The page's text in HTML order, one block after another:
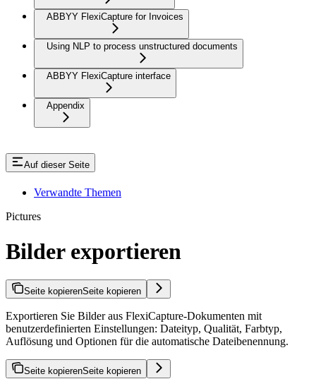
ABBYY FlexiCapture for Invoices
Using NLP to process unstructured documents
ABBYY FlexiCapture interface
Appendix
Auf dieser Seite
Verwandte Themen
Pictures
Bilder exportieren
Seite kopierenSeite kopieren
Exportieren Sie Bilder aus FlexiCapture-Dokumenten mit
benutzerdefinierten Einstellungen: Dateityp, Qualität, Farbtyp,
Auflösung und Optionen für die automatische Dateibenennung.
Seite kopierenSeite kopieren